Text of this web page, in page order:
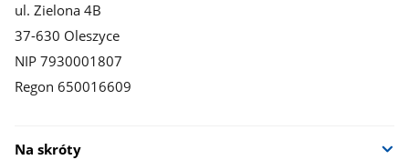
ul. Zielona 4B
37-630 Oleszyce
NIP 7930001807
Regon 650016609
Na skróty